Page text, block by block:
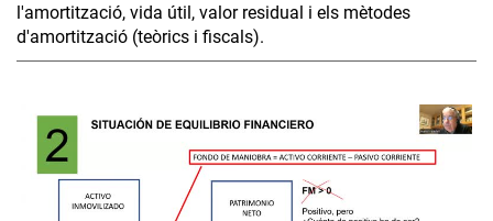
l'amortització, vida útil, valor residual i els mètodes
d'amortització (teòrics i fiscals).